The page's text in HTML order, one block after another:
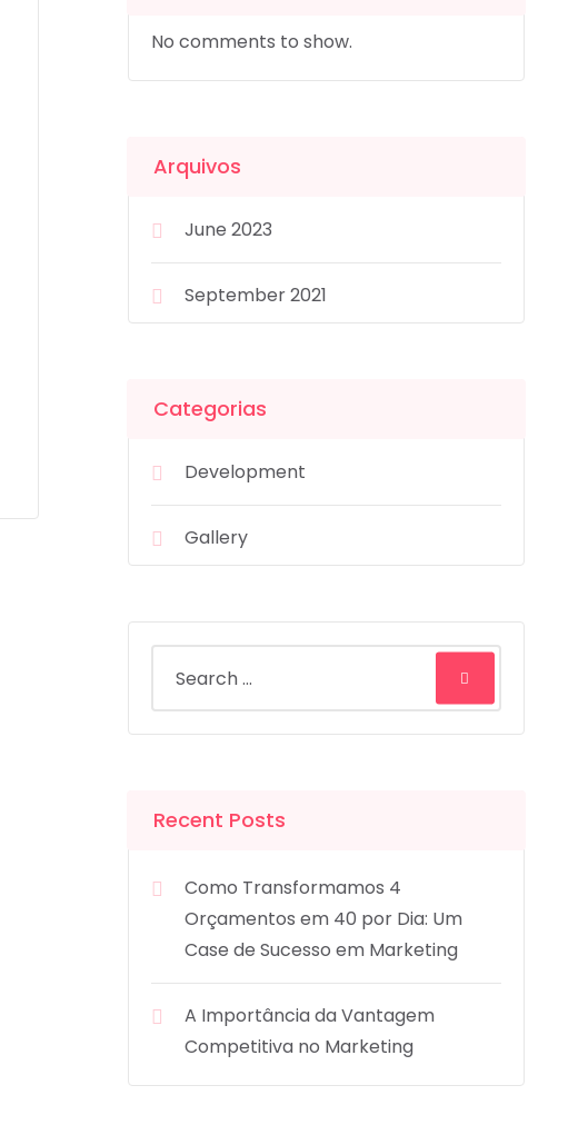
No comments to show.
Arquivos
June 2023
September 2021
Categorias
Development
Gallery
Recent Posts
Como Transformamos 4
Orçamentos em 40 por Dia: Um
Case de Sucesso em Marketing
A Importância da Vantagem
Competitiva no Marketing